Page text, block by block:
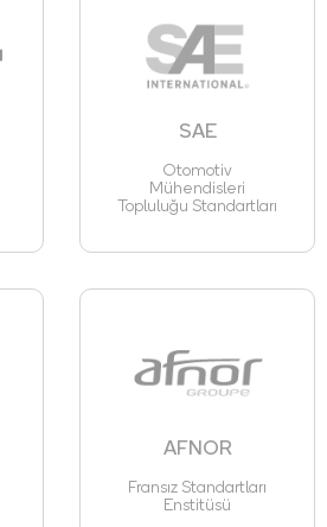
SAE
Otomotiv
Mühendisleri
Topluluğu Standartları
AFNOR
Fransız Standartları
Enstitüsü